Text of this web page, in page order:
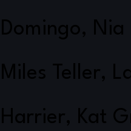
Domingo, Nia
Miles Teller,
Harrier, Kat